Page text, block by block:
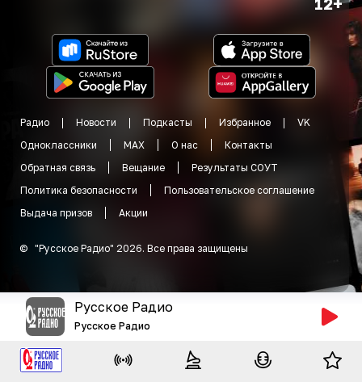
Радио Новости Подкасты Избранное
VK
Одноклассники
MAX О нас
Контакты
Обратная связь
Вещание
Результаты СОУТ
Политика безопасности
Пользовательское соглашение
Выдача призов
Акции
© "Русское Радио" 2026. Все права защищены
Русское Радио
Русское Радио